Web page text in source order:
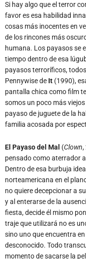
de los rincones más
humana. Los payasos se
tiempo dentro de esa
payasos terroríficos,
Pennywise deIt(1990),
pantalla chica como film
somos un poco más
payaso de juguete de la
familia acosada por
El Payaso del Mal
pensado como aterrador
norteamericana en el
no quiere decepcionar a
y al enterarse de la
fiesta, decide él mismo
traje que utilizará no es
sino uno que encuentra
desconocido. Todo
momento de sacarse la
pegado a Kent y no hay